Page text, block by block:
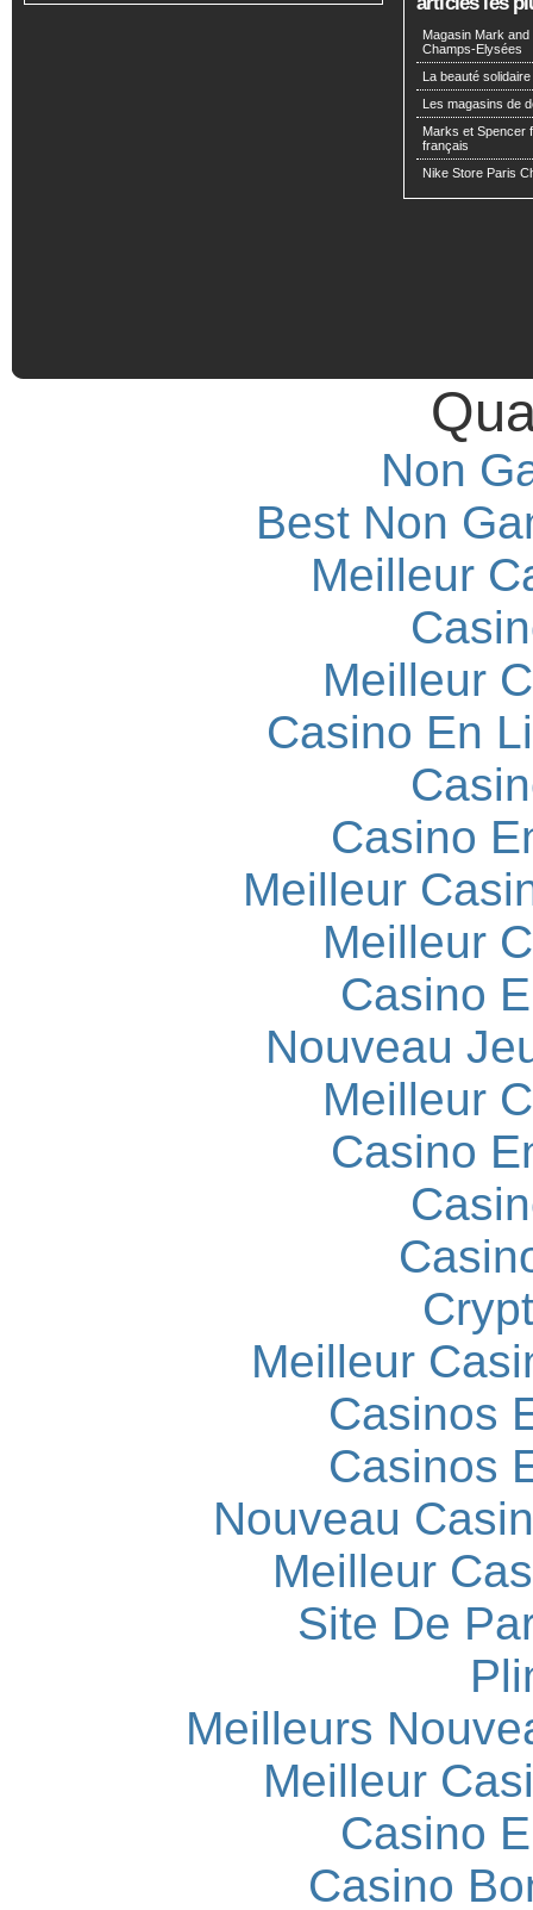
Magasin Mark
Champs-Elysées
La beauté solidaire
Les magasins de
Marks et Spencer
français
Nike Store Paris
Non
Best Non
Meilleur
Meilleur
Casino En
Casino
Meilleur
Meilleur
Casino
Nouveau
Meilleur
Casino
Meilleur
Casinos
Casinos
Nouveau
Meilleur
Site De
Meilleurs
Meilleur
Casino
Casino